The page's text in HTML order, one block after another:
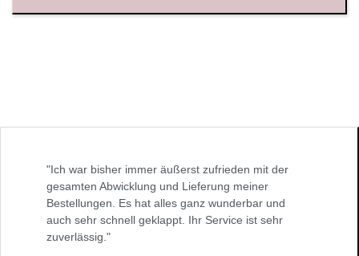
"Ich war bisher immer äußerst zufrieden mit der
gesamten Abwicklung und Lieferung meiner
Bestellungen. Es hat alles ganz wunderbar und
auch sehr schnell geklappt. Ihr Service ist sehr
zuverlässig."